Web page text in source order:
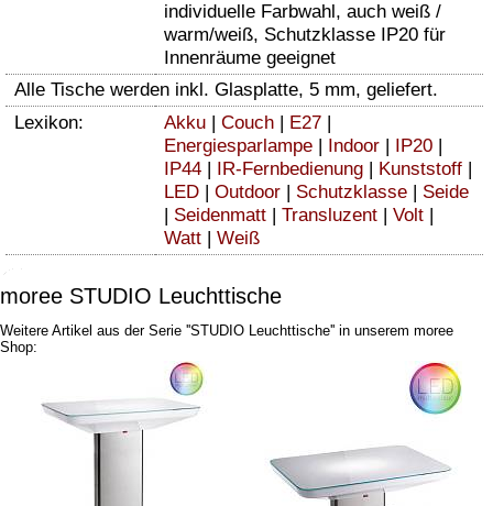
individuelle Farbwahl, auch weiß /
warm/weiß, Schutzklasse IP20 für
Innenräume geeignet
Alle Tische werden inkl. Glasplatte, 5 mm, geliefert.
Lexikon:
Akku Couch E27
Energiesparlampe
Indoor IP20
IP44
IR-Fernbedienung Kunststoff
LED
Outdoor Schutzklasse
Seide
Seidenmatt Transluzent Volt
Watt
Weiß
moree STUDIO Leuchttische
Weitere Artikel aus der Serie ''STUDIO Leuchttische'' in unserem moree
Shop: